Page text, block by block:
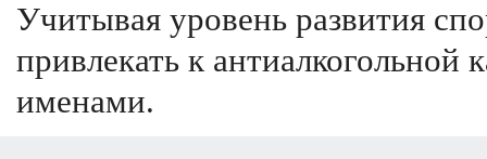
Учитывая уровень развития
привлекать к
именами.